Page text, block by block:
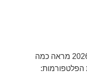
המבט קדימה לסוף 2025 ותחילת 2026 מראה כמה
הפלטפורמות: